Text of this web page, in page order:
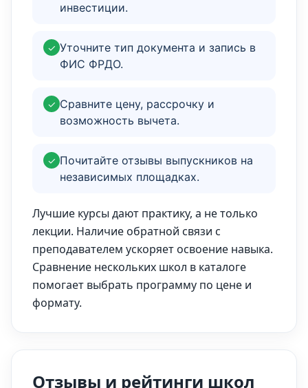
инвестиции.
✓ Уточните тип документа и запись в
ФИС ФРДО.
✓ Сравните цену, рассрочку и
возможность вычета.
✓ Почитайте отзывы выпускников на
независимых площадках.
Лучшие курсы дают практику, а не только
лекции. Наличие обратной связи с
преподавателем ускоряет освоение навыка.
Сравнение нескольких школ в каталоге
помогает выбрать программу по цене и
формату.
Отзывы и рейтинги школ